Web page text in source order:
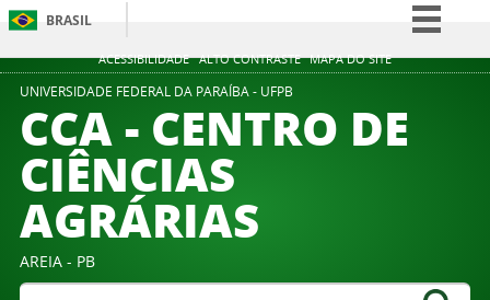
ACESSIBILIDADE ALTO CONTRASTE MAPA DO SITE
BRASIL
Simplifique!
Participe
UNIVERSIDADE FEDERAL DA PARAÍBA - UFPB
CCA - CENTRO DE
CIÊNCIAS
AGRÁRIAS
AREIA - PB
Buscar no portal